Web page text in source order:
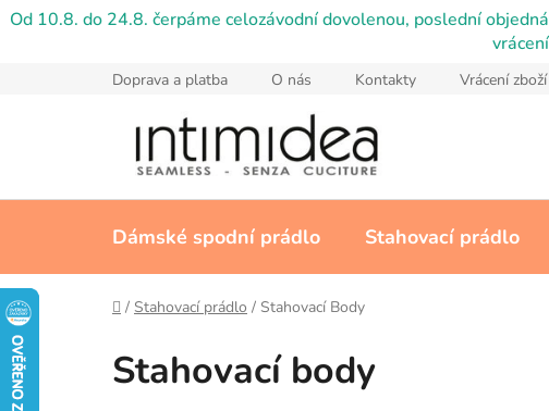
Přejít
Od 10.8. do 24.8. čerpáme celozávodní dovolenou, poslední
Doprava a platba O nás Kontakty Vrácení
Dámské spodní prádlo Stahovací prádlo
Domů
/ Stahovací prádlo / Stahovací Body
Stahovací body